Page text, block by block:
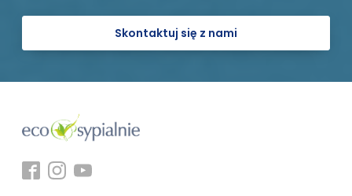
Skontaktuj się z nami